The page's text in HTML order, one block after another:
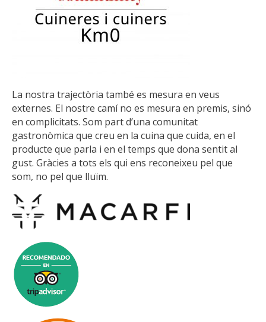
La nostra trajectòria també es mesura en veus
externes. El nostre camí no es mesura en premis, sinó
en complicitats. Som part d’una comunitat
gastronòmica que creu en la cuina que cuida, en el
producte que parla i en el temps que dona sentit al
gust. Gràcies a tots els qui ens reconeixeu pel que
som, no pel que lluïm.